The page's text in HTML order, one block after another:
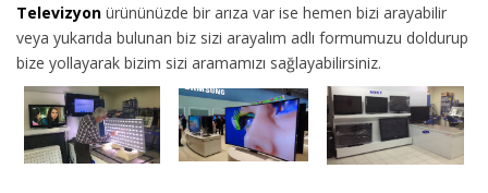
Televizyon ürününüzde bir arıza var ise hemen bizi arayabilir
veya yukarıda bulunan biz sizi arayalım adlı formumuzu doldurup
bize yollayarak bizim sizi aramamızı sağlayabilirsiniz.